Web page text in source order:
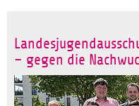
– gegen die